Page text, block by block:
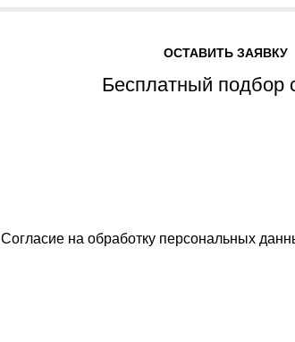
ОСТАВИТЬ ЗАЯВКУ
Бесплатный подбор
Согласие на обработку персональных